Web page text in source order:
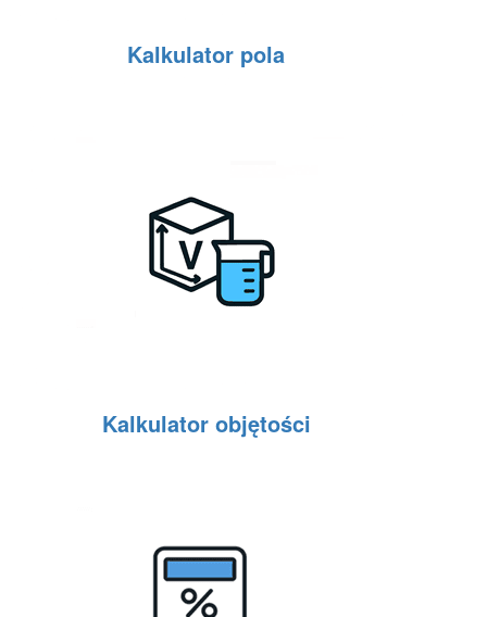
Kalkulator pola
Kalkulator objętości